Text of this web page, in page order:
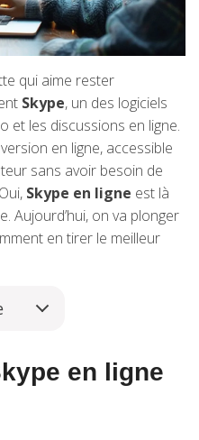
qui aime rester
Skype, un des logiciels
et les discussions en ligne.
en ligne, accessible
sans avoir besoin de
Skype en ligne est là
Aujourd’hui, on va plonger
en tirer le meilleur
en ligne